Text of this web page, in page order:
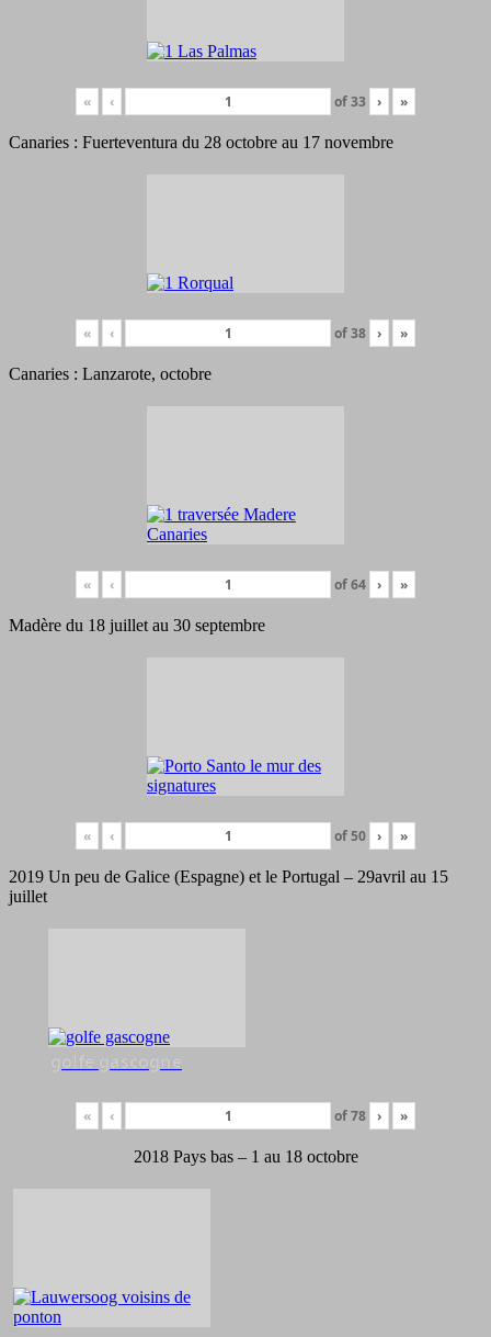
« ‹ of33 › »
Canaries : Fuerteventura du 28 octobre au 17 novembre
« ‹ of38 › »
Canaries : Lanzarote, octobre
« ‹ of64 › »
Madère du 18 juillet au 30 septembre
« ‹ of50 › »
2019 Un peu de Galice (Espagne) et le Portugal – 29avril au 15
juillet
golfe gascogne
« ‹ of78 › »
2018 Pays bas – 1 au 18 octobre